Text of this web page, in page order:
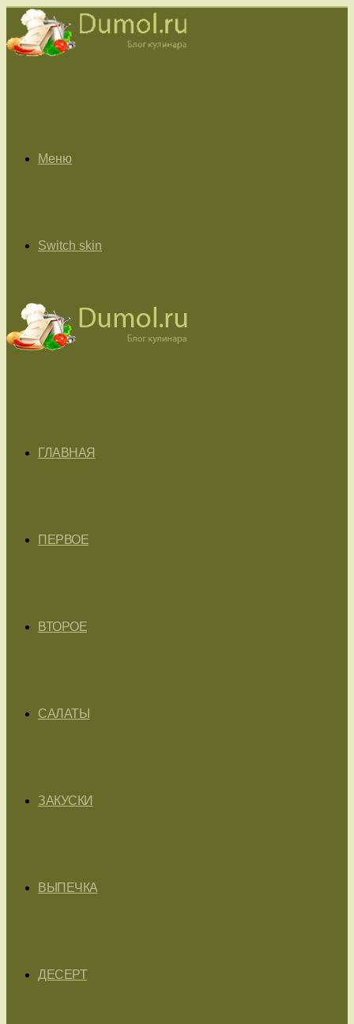
Меню
Switch skin
ГЛАВНАЯ
ПЕРВОЕ
ВТОРОЕ
САЛАТЫ
ЗАКУСКИ
ВЫПЕЧКА
ДЕСЕРТ